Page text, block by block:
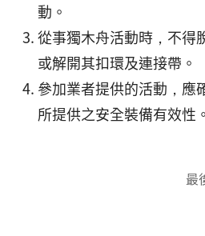
動。
從事獨木舟活動時，不得
或解開其扣環及連接帶。
參加業者提供的活動，應
所提供之安全裝備有效性。
最